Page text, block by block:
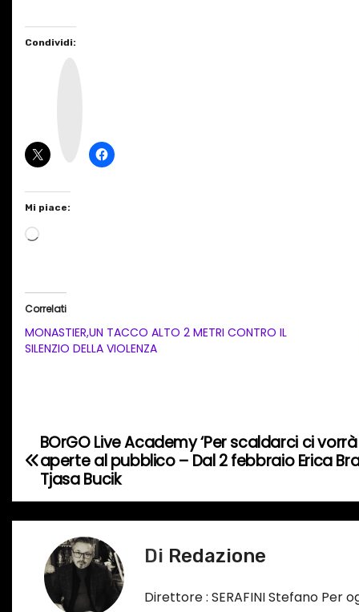
Condividi:
Mi piace:
C
a
t
o
n
c
Correlati
MONASTIER,UN TACCO ALTO 2 METRI CONTRO IL
SILENZIO DELLA VIOLENZA
N
v
BOrGO Live Academy ‘Per scaldarci ci
aperte al pubblico – Dal 2 febbraio Erica
Tjasa Bucik
Di Redazione
Direttore : SERAFINI Stefano